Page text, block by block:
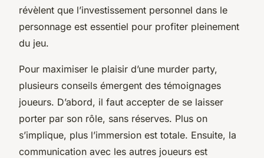
révèlent que l’investissement personnel dans le
personnage est essentiel pour profiter pleinement
du jeu.
Pour maximiser le plaisir d’une murder party,
plusieurs conseils émergent des témoignages
joueurs. D’abord, il faut accepter de se laisser
porter par son rôle, sans réserves. Plus on
s’implique, plus l’immersion est totale. Ensuite, la
communication avec les autres joueurs est